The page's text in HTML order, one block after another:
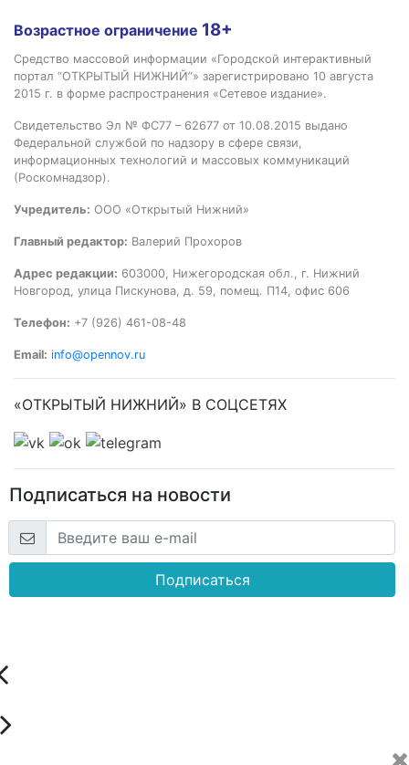
Возрастное ограничение 18+
Средство массовой информации «Городской интерактивный
портал “ОТКРЫТЫЙ НИЖНИЙ”» зарегистрировано 10 августа
2015 г. в форме распространения «Сетевое издание».
Свидетельство Эл № ФС77 – 62677 от 10.08.2015 выдано
Федеральной службой по надзору в сфере связи,
информационных технологий и массовых коммуникаций
(Роскомнадзор).
Учредитель: ООО «Открытый Нижний»
Главный редактор: Валерий Прохоров
Адрес редакции: 603000, Нижегородская обл., г. Нижний
Новгород, улица Пискунова, д. 59, помещ. П14, офис 606
Телефон: +7 (926) 461-08-48
Email: info@opennov.ru
«ОТКРЫТЫЙ НИЖНИЙ» В СОЦСЕТЯХ
Подписаться на новости
Подписаться